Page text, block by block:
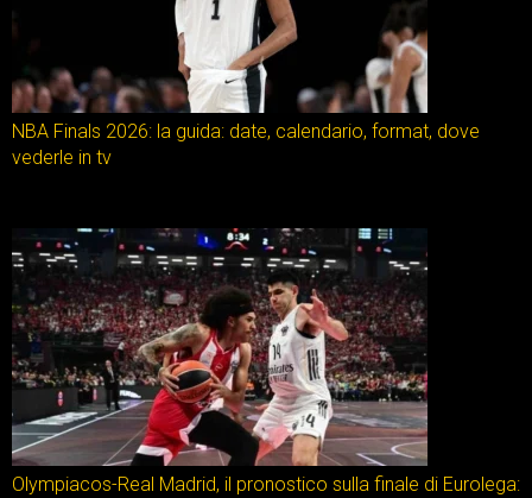
NBA Finals 2026: la guida: date, calendario, format, dove
vederle in tv
Olympiacos-Real Madrid, il pronostico sulla finale di Eurolega: